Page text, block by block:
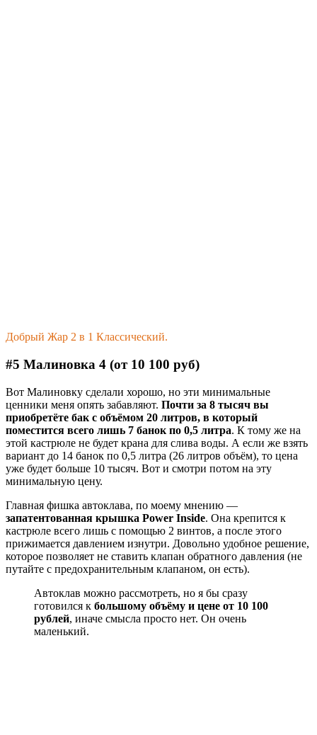
Добрый Жар 2 в 1 Классический.
#5 Малиновка 4 (от 10 100 руб)
Вот Малиновку сделали хорошо, но эти минимальные
ценники меня опять забавляют. Почти за 8 тысяч вы
приобретёте бак с объёмом 20 литров, в который
поместится всего лишь 7 банок по 0,5 литра. К тому же на
этой кастрюле не будет крана для слива воды. А если же взять
вариант до 14 банок по 0,5 литра (26 литров объём), то цена
уже будет больше 10 тысяч. Вот и смотри потом на эту
минимальную цену.
Главная фишка автоклава, по моему мнению —
запатентованная крышка Power Inside. Она крепится к
кастрюле всего лишь с помощью 2 винтов, а после этого
прижимается давлением изнутри. Довольно удобное решение,
которое позволяет не ставить клапан обратного давления (не
путайте с предохранительным клапаном, он есть).
Автоклав можно рассмотреть, но я бы сразу
готовился к большому объёму и цене от 10 100
рублей, иначе смысла просто нет. Он очень
маленький.